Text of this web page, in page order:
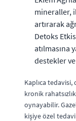
mineraller,
artırarak
Detoks
atılmasına
destekler
Kaplıca
kronik
oynayabilir.
kişiye özel